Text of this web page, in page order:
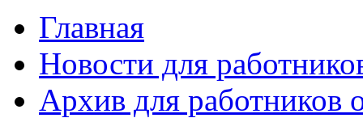
Главная
Новости для
Архив для работников